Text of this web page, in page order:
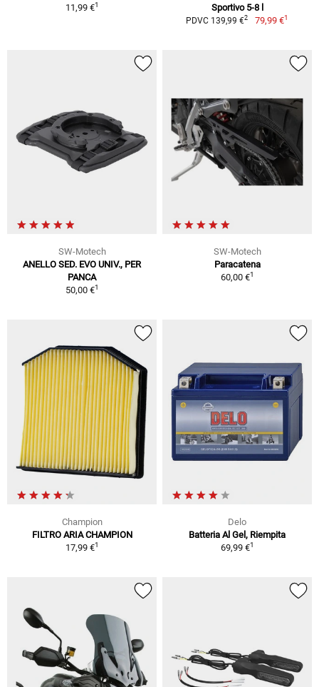
11,99 €1 Sportivo 5-8 l
PDVC 139,99 €2 79,99 €1
SW-Motech
ANELLO SED. EVO UNIV., PER
PANCA
50,00 €1
SW-Motech
Paracatena
60,00 €1
Champion
FILTRO ARIA CHAMPION
17,99 €1
Delo
Batteria Al Gel, Riempita
69,99 €1